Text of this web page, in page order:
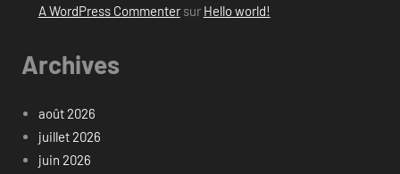
A WordPress Commentersur Hello world!
Archives
août 2026
juillet 2026
juin 2026